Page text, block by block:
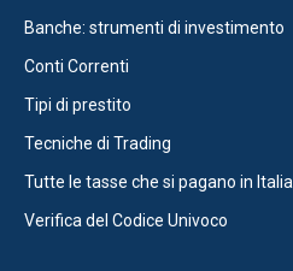
Banche: strumenti di investimento
Conti Correnti
Tipi di prestito
Tecniche di Trading
Tutte le tasse che si pagano in Italia
Verifica del Codice Univoco